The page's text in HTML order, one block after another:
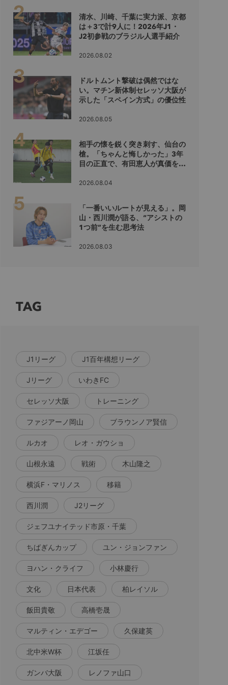
清水、川崎、千葉に実力派、京都
は＋3で計9人に！2026年J1・
J2初参戦のブラジル人選手紹介
2026.08.02
ドルトムント撃破は偶然ではな
い。マチン新体制セレッソ大阪が
示した「スペイン方式」の優位性
2026.08.05
相手の懐を鋭く突き刺す、仙台の
槍。「ちゃんと悔しかった」3年
目の正直で、有田恵人が真価を示
2026.08.04
「一番いいルートが見える」。岡
山・西川潤が語る、“アシストの
1つ前”を生む思考法
2026.08.03
TAG
J1リーグ J1百年構想リーグ
Jリーグ いわきFC
セレッソ大阪 トレーニング
ファジアーノ岡山 ブラウンノア賢信
ルカオ レオ・ガウショ
山根永遠 戦術 木山隆之
横浜F・マリノス 移籍
西川潤 J2リーグ
ジェフユナイテッド市原・千葉
ちばぎんカップ ユン・ジョンファン
ヨハン・クライフ 小林慶行
文化 日本代表 柏レイソル
飯田貴敬 高橋壱晟
マルティン・エデゴー 久保建英
北中米W杯 江坂任
ガンバ大阪 レノファ山口